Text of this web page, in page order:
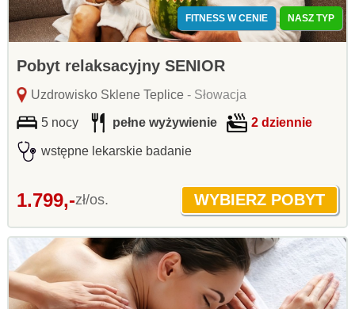
FITNESS W CENIE NASZ TYP
Pobyt relaksacyjny SENIOR
Uzdrowisko Sklene Teplice- Słowacja
5 nocy pełne wyżywienie 2 dziennie
wstępne lekarskie badanie
1.799,-zł/os.